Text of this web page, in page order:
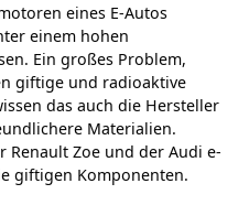
eines E-Autos
einem hohen
Ein großes Problem,
giftige und radioaktive
das auch die Hersteller
Materialien.
Renault Zoe und der Audi e-
giftigen Komponenten.